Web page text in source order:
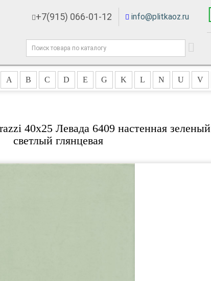
+7(915) 066-01-12 info@plitkaoz.ru
A B C D E G K L N U V
40x25 Левада 6409 настенная зеленый
светлый глянцевая